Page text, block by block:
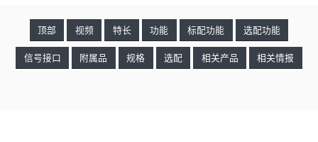
顶部 视频 特长 功能 标配功能 选配功能
信号接口 附属品 规格 选配 相关产品 相关情报